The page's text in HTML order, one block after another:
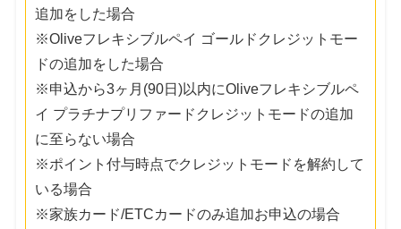
追加をした場合
※Oliveフレキシブルペイ ゴールドクレジットモー
ドの追加をした場合
※申込から3ヶ月(90日)以内にOliveフレキシブルペ
イ プラチナプリファードクレジットモードの追加
に至らない場合
※ポイント付与時点でクレジットモードを解約して
いる場合
※家族カード/ETCカードのみ追加お申込の場合